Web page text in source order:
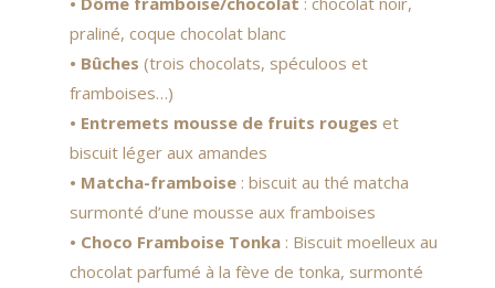
praliné, coque chocolat blanc
• Bûches (trois chocolats, spéculoos et
framboises…)
• Entremets mousse de fruits rouges et
biscuit léger aux amandes
• Matcha-framboise: biscuit au thé matcha
surmonté d’une mousse aux framboises
• Choco Framboise Tonka: Biscuit moelleux au
chocolat parfumé à la fève de tonka, surmonté